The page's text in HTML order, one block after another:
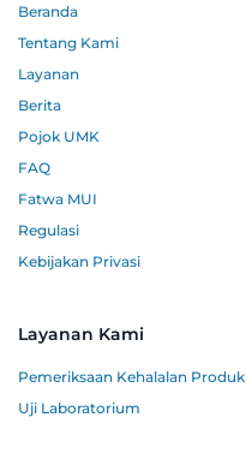
Beranda
Tentang Kami
Layanan
Berita
Pojok UMK
FAQ
Fatwa MUI
Regulasi
Kebijakan Privasi
Layanan Kami
Pemeriksaan Kehalalan Produk
Uji Laboratorium